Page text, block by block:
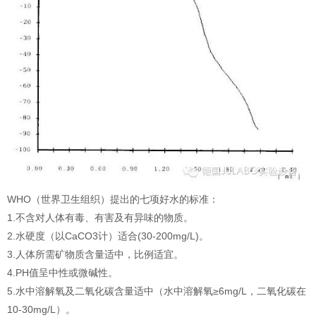
WHO（世界卫生组织）提出的七项好水的标准：
1.不含对人体有毒、有害及有异味的物质。
2.水硬度（以CaCO3计）适合(30-200mg/L)。
3.人体所需矿物质含量适中，比例适宜。
4.PH值呈中性或微碱性。
5.水中溶解氧及二氧化碳含量适中（水中溶解氧≥6mg/L，二氧化碳在
10-30mg/L）。